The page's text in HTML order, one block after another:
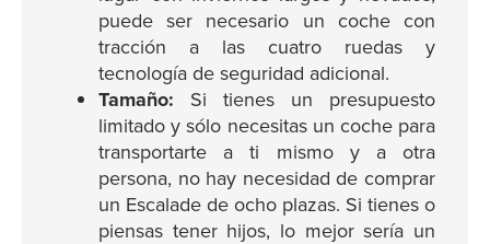
puede ser necesario un coche con
tracción a las cuatro ruedas y
tecnología de seguridad adicional.
Tamaño: Si tienes un presupuesto
limitado y sólo necesitas un coche para
transportarte a ti mismo y a otra
persona, no hay necesidad de comprar
un Escalade de ocho plazas. Si tienes o
piensas tener hijos, lo mejor sería un